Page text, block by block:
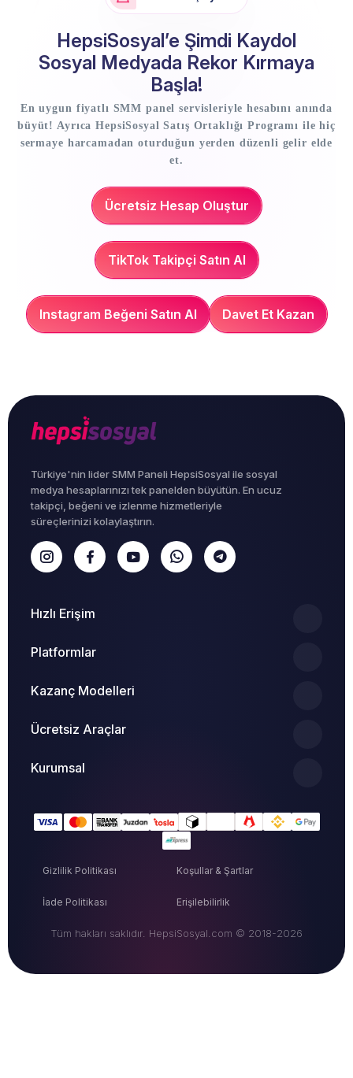
HepsiSosyal’e Şimdi Kaydol
Sosyal Medyada Rekor Kırmaya
Başla!
En uygun fiyatlı SMM panel servisleriyle hesabını anında
büyüt! Ayrıca HepsiSosyal Satış Ortaklığı Programı ile hiç
sermaye harcamadan oturduğun yerden düzenli gelir elde
et.
Ücretsiz Hesap Oluştur
TikTok Takipçi Satın Al
Instagram Beğeni Satın Al Davet Et Kazan
Türkiye'nin lider SMM Paneli HepsiSosyal ile sosyal
medya hesaplarınızı tek panelden büyütün. En ucuz
takipçi, beğeni ve izlenme hizmetleriyle
süreçlerinizi kolaylaştırın.
Hızlı Erişim
Platformlar
Kazanç Modelleri
Ücretsiz Araçlar
Kurumsal
Tüm hakları saklıdır. HepsiSosyal.com © 2018-2026
Gizlilik Politikası Koşullar & Şartlar
İade Politikası Erişilebilirlik